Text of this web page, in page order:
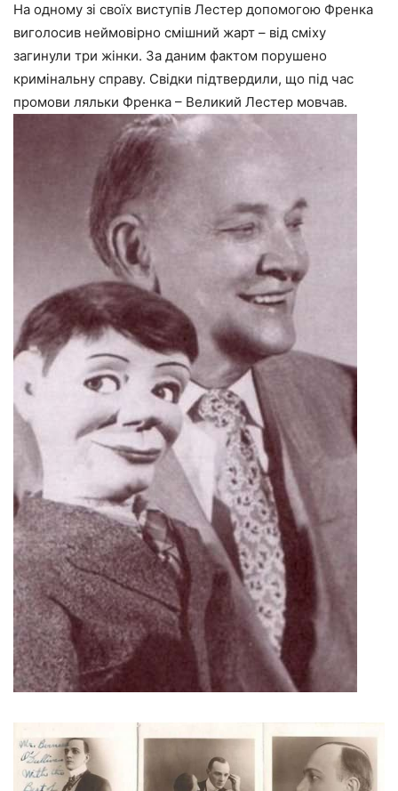
На одному зі своїх виступів Лестер допомогою Френка
виголосив неймовірно смішний жарт – від сміху
загинули три жінки. За даним фактом порушено
кримінальну справу. Свідки підтвердили, що під час
промови ляльки Френка – Великий Лестер мовчав.